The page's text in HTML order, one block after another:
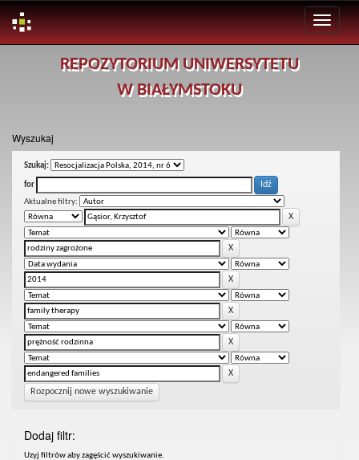
REPOZYTORIUM UNIWERSYTETU
W BIAŁYMSTOKU
Wyszukaj
Szukaj:
for
Aktualne filtry:
Rozpocznij nowe wyszukiwanie
Dodaj filtr:
Uzyj filtrów aby zagęścić wyszukiwanie.